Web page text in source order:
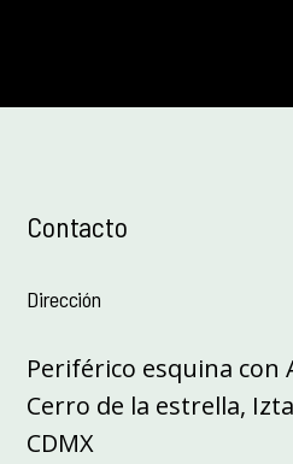
Contacto
Dirección
Periférico esquina con
Cerro de la estrella,
CDMX